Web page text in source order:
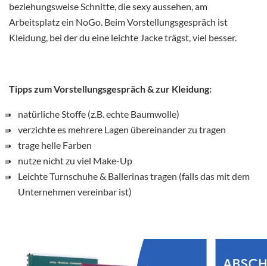
beziehungsweise Schnitte, die sexy aussehen, am
Arbeitsplatz ein NoGo. Beim Vorstellungsgespräch ist
Kleidung, bei der du eine leichte Jacke trägst, viel besser.
Tipps zum Vorstellungsgespräch & zur Kleidung:
natürliche Stoffe (z.B. echte Baumwolle)
verzichte es mehrere Lagen übereinander zu tragen
trage helle Farben
nutze nicht zu viel Make-Up
Leichte Turnschuhe & Ballerinas tragen (falls das mit dem
Unternehmen vereinbar ist)